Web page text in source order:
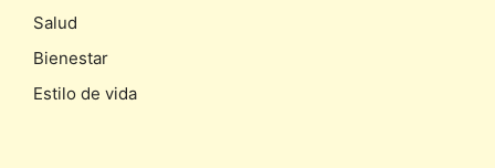
Salud
Bienestar
Estilo de vida